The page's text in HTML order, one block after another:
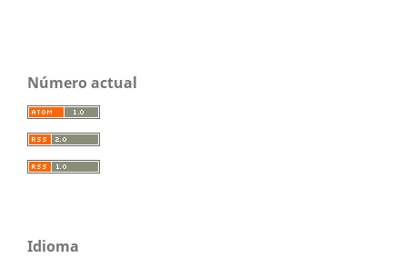
Número actual
Idioma